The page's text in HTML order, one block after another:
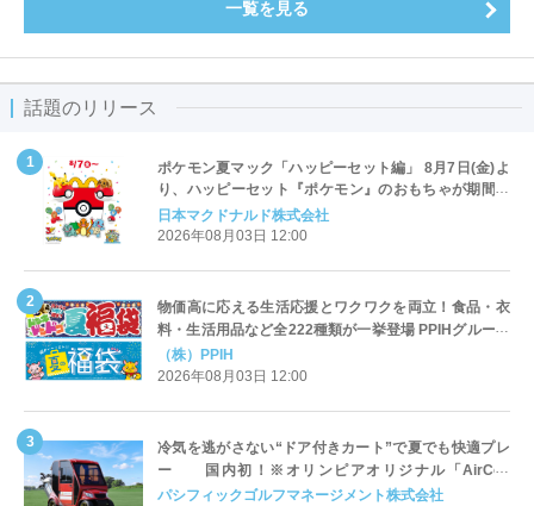
一覧を見る
話題のリリース
ポケモン夏マック「ハッピーセット編」 8月7日(金)よ
り、ハッピーセット『ポケモン』のおもちゃが期間限
定登場
日本マクドナルド株式会社
2026年08月03日 12:00
物価高に応える生活応援とワクワクを両立！食品・衣
料・生活用品など全222種類が一挙登場 PPIHグループ
「夏福袋」＆セール 8月6日(木)より順次スタート
（株）PPIH
2026年08月03日 12:00
冷気を逃がさない“ドア付きカート”で夏でも快適プレ
ー 国内初！※オリンピアオリジナル「AirCon
Cart（エアコンカート）」導入 | ＰＧＭ
パシフィックゴルフマネージメント株式会社